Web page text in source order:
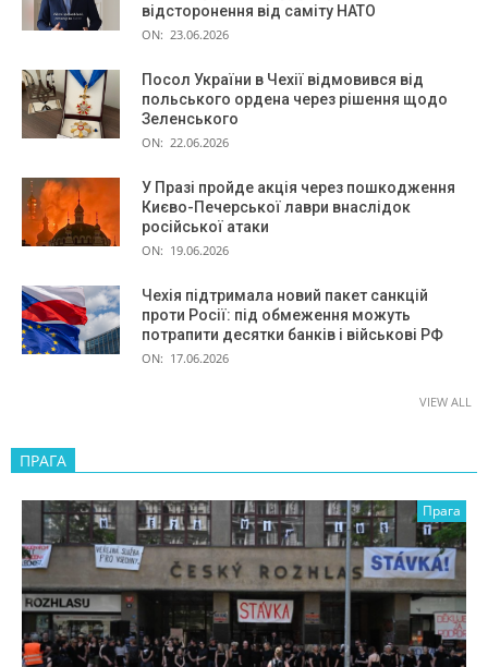
відсторонення від саміту НАТО
ON: 23.06.2026
Посол України в Чехії відмовився від
польського ордена через рішення щодо
Зеленського
ON: 22.06.2026
У Празі пройде акція через пошкодження
Києво-Печерської лаври внаслідок
російської атаки
ON: 19.06.2026
Чехія підтримала новий пакет санкцій
проти Росії: під обмеження можуть
потрапити десятки банків і військові РФ
ON: 17.06.2026
VIEW ALL
ПРАГА
Прага